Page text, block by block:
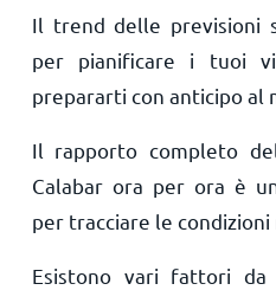
Il trend delle previsioni
per pianificare i tuoi
prepararti con anticipo al
Il rapporto completo
Calabar ora per ora è
per tracciare le
Esistono vari fattori da